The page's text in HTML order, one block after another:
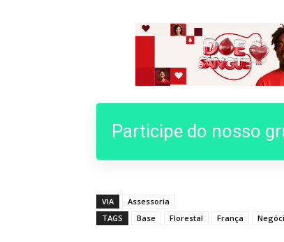
Participe do nosso
VIA
Assessoria
TAGS
Base Florestal França